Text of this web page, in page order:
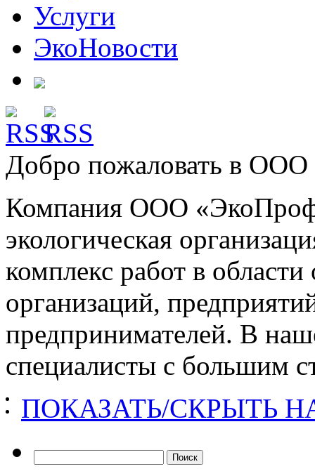
Услуги
ЭкоНовости
Добро пожаловать в ООО
Компания ООО
экологическая
комплекс работ в
организаций,
предпринимателей. В
специалисты с большим
ПОКАЗАТЬ/СКРЫТЬ